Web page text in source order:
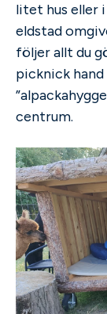
litet hus eller
eldstad
följer allt du
picknick hand
centrum.